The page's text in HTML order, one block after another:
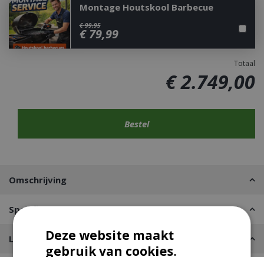
Montage Houtskool Barbecue
€ 99,95
€ 79,99
Totaal
€2.749,00
Omschrijving
Specificaties
Leveren of Afhalen
Deze website maakt
gebruik van cookies.